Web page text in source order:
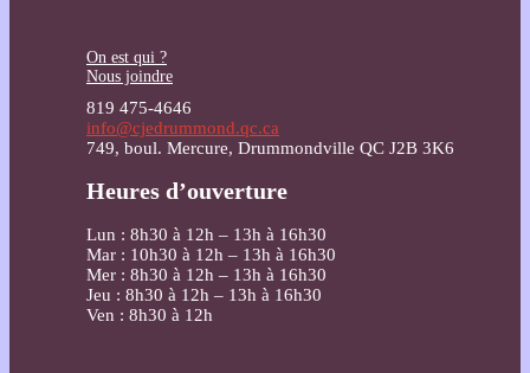
On est qui ?
Nous joindre
819 475-4646
info@cjedrummond.qc.ca
749, boul. Mercure, Drummondville QC J2B 3K6
Heures d’ouverture
Lun : 8h30 à 12h – 13h à 16h30
Mar : 10h30 à 12h – 13h à 16h30
Mer : 8h30 à 12h – 13h à 16h30
Jeu : 8h30 à 12h – 13h à 16h30
Ven : 8h30 à 12h